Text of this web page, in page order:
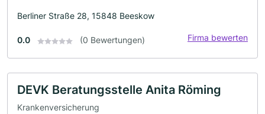
Berliner Straße 28, 15848 Beeskow
0.0 (0 Bewertungen) Firma bewerten
DEVK Beratungsstelle Anita Röming
Krankenversicherung